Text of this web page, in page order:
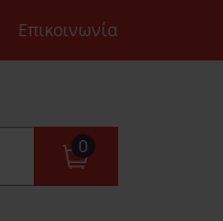
Επικοινωνία
0